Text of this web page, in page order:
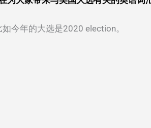
今年的大选是2020 election。